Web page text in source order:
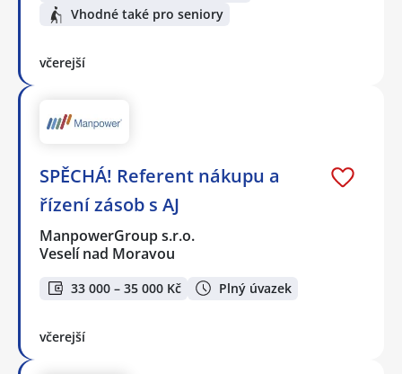
Vhodné také pro seniory
včerejší
SPĚCHÁ! Referent nákupu a
řízení zásob s AJ
ManpowerGroup s.r.o.
Veselí nad Moravou
33 000 – 35 000 Kč Plný úvazek
včerejší